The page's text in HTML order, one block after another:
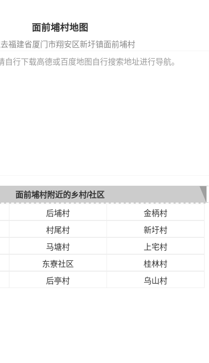
面前埔村地图
福建省厦门市翔安区新圩镇面前埔村
自行下载高德或百度地图自行搜索地址进行导航。
面前埔村附近的乡村/社区
后埔村
金柄村
村尾村
新圩村
马塘村
上宅村
东寮社区
桂林村
后亭村 乌山村